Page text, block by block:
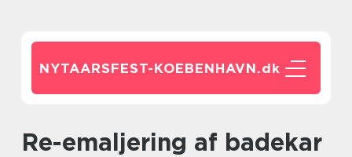
NYTAARSFEST-KOEBENHAVN.dk
Re-emaljering af badekar